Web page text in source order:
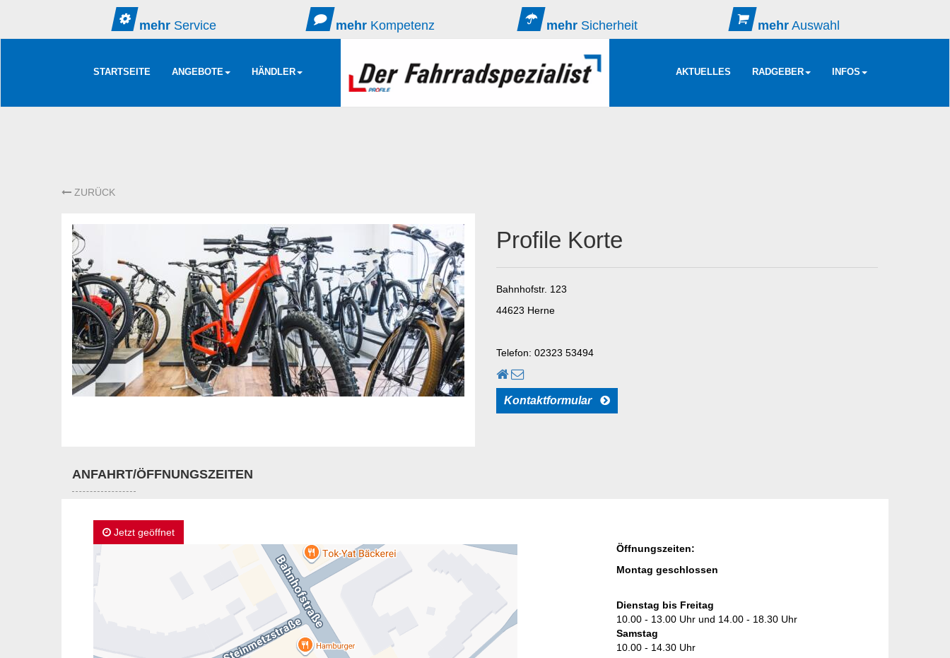
mehrService mehr Kompetenz mehrSicherheit mehrAuswahl
STARTSEITE ANGEBOTE HÄNDLER AKTUELLES RADGEBER INFOS
ZURÜCK
Profile Korte
Bahnhofstr. 123
44623 Herne
Telefon: 02323 53494
Kontaktformular
ANFAHRT/ÖFFNUNGSZEITEN
Jetzt geöffnet
Öffnungszeiten:
Montag geschlossen
Dienstag bis Freitag
10.00 - 13.00 Uhr und 14.00 - 18.30 Uhr
Samstag
10.00 - 14.30 Uhr